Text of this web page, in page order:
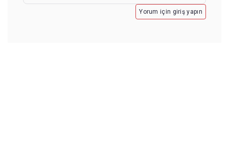
Yorum için giriş yapın